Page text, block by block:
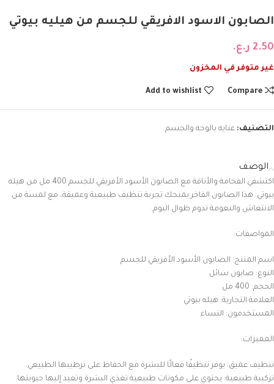
الصابون الاسود الافريقي للجسم من هيليه بيوتي
2.50 ر.ع.
غير متوفر في المخزون
Compare
Add to wishlist
التصنيف: عنايه بالوجه والجسم
الوصف
اكتشفي الفخامة والأناقة مع الصابون الأسود الأفريقي للجسم 400 مل من هيله
بيوتي. هذا الصابون الفاخر يمنحك تجربة تنظيف طبيعية وعميقة، مع لمسة من
الانتعاش والنعومة تدوم طوال اليوم.
المواصفات:
اسم المنتج: الصابون الأسود الأفريقي للجسم
النوع: صابون سائل
الحجم: 400 مل
العلامة التجارية: هيله بيوتي
المستخدمون: النساء
المميزات:
تنظيف عميق: يوفر تنظيفًا فعالًا للبشرة مع الحفاظ على ترطيبها الطبيعي.
تركيبة طبيعية: يحتوي على مكونات طبيعية تغذي البشرة وتعيد إليها حيويتها.